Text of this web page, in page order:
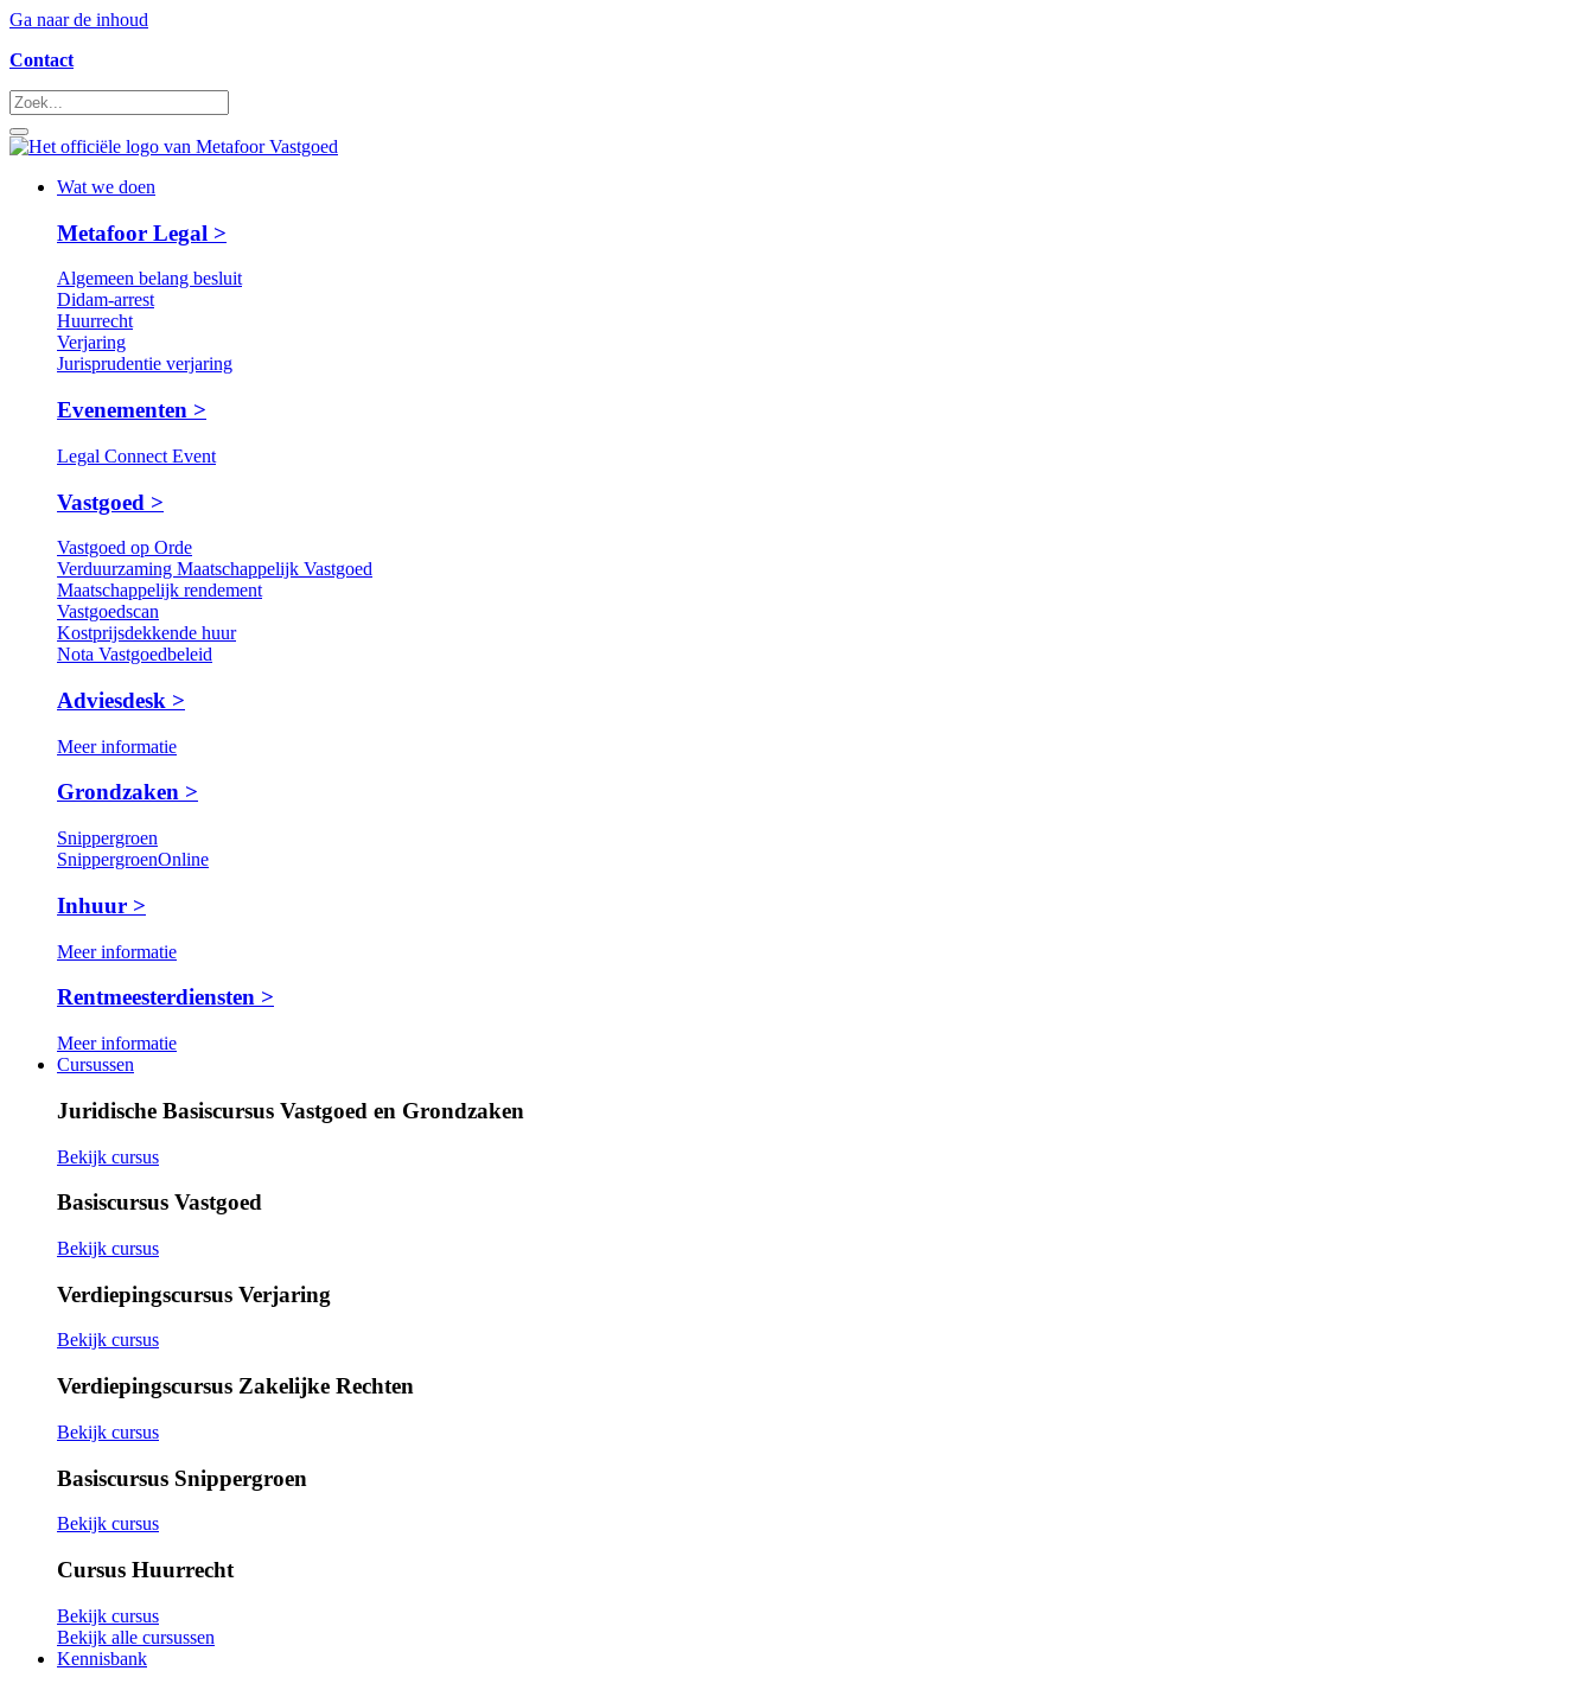
Ga naar de inhoud
Contact
Wat we doen
Metafoor Legal >
Algemeen belang besluit
Didam-arrest
Huurrecht
Verjaring
Jurisprudentie verjaring
Evenementen >
Legal Connect Event
Vastgoed >
Vastgoed op Orde
Verduurzaming Maatschappelijk Vastgoed
Maatschappelijk rendement
Vastgoedscan
Kostprijsdekkende huur
Nota Vastgoedbeleid
Adviesdesk >
Meer informatie
Grondzaken >
Snippergroen
SnippergroenOnline
Inhuur >
Meer informatie
Rentmeesterdiensten >
Meer informatie
Cursussen
Juridische Basiscursus Vastgoed en Grondzaken
Bekijk cursus
Basiscursus Vastgoed
Bekijk cursus
Verdiepingscursus Verjaring
Bekijk cursus
Verdiepingscursus Zakelijke Rechten
Bekijk cursus
Basiscursus Snippergroen
Bekijk cursus
Cursus Huurrecht
Bekijk cursus
Bekijk alle cursussen
Kennisbank